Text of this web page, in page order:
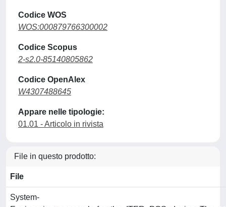
Codice WOS
WOS:000879766300002
Codice Scopus
2-s2.0-85140805862
Codice OpenAlex
W4307488645
Appare nelle tipologie:
01.01 - Articolo in rivista
File in questo prodotto:
File
System-